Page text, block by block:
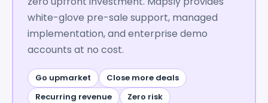
white-glove pre-sale support, managed
implementation, and enterprise demo
accounts at no cost.
Go upmarket
Close more deals
Recurring revenue
Zero risk